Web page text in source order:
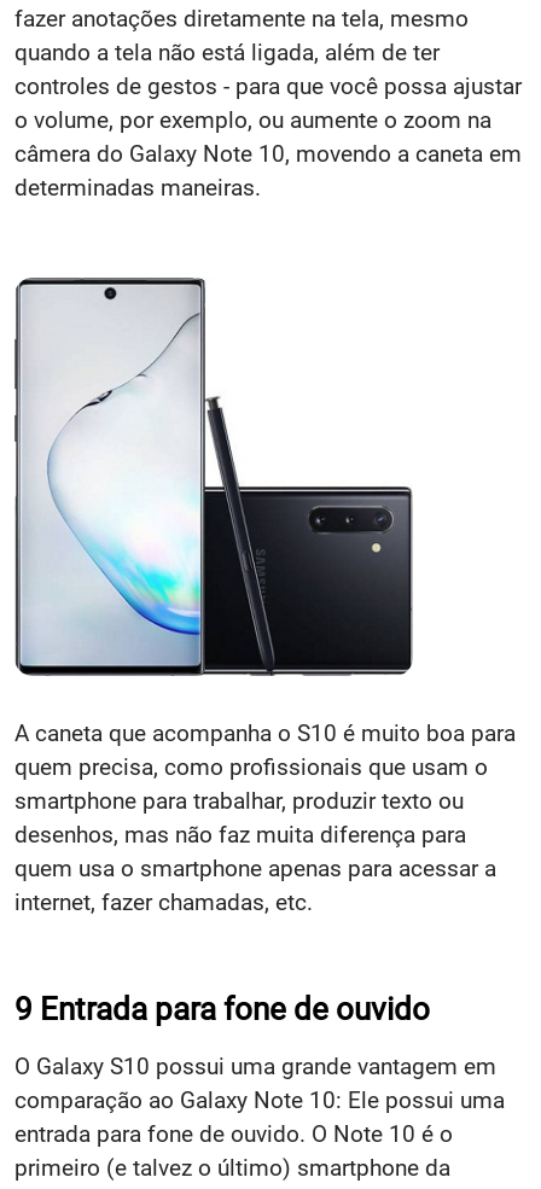
fazer anotações diretamente na tela, mesmo
quando a tela não está ligada, além de ter
controles de gestos - para que você possa ajustar
o volume, por exemplo, ou aumente o zoom na
câmera do Galaxy Note 10, movendo a caneta em
determinadas maneiras.
A caneta que acompanha o S10 é muito boa para
quem precisa, como profissionais que usam o
smartphone para trabalhar, produzir texto ou
desenhos, mas não faz muita diferença para
quem usa o smartphone apenas para acessar a
internet, fazer chamadas, etc.
9 Entrada para fone de ouvido
O Galaxy S10 possui uma grande vantagem em
comparação ao Galaxy Note 10: Ele possui uma
entrada para fone de ouvido. O Note 10 é o
primeiro (e talvez o último) smartphone da